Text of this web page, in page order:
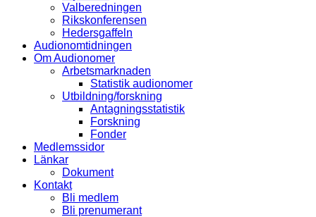
Valberedningen
Rikskonferensen
Hedersgaffeln
Audionomtidningen
Om Audionomer
Arbetsmarknaden
Statistik audionomer
Utbildning/forskning
Antagningsstatistik
Forskning
Fonder
Medlemssidor
Länkar
Dokument
Kontakt
Bli medlem
Bli prenumerant